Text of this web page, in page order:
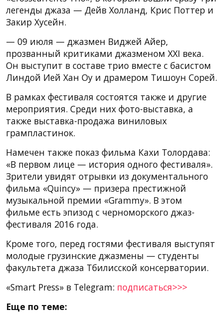
легенды джаза — Дейв Холланд, Крис Поттер и
Закир Хусейн.
— 09 июля — джазмен Виджей Айер,
прозванный критиками джазменом XXI века.
Он выступит в составе трио вместе с басистом
Линдой Ией Хан Оу и драмером Тишоун Сорей.
В рамках фестиваля состоятся также и другие
мероприятия. Среди них фото-выставка, а
также выставка-продажа виниловых
грампластинок.
Намечен также показ фильма Кахи Толордава:
«В первом лице — история одного фестиваля».
Зрители увидят отрывки из документального
фильма «Quincy» — призера престижной
музыкальной премии «Grammy». В этом
фильме есть эпизод с черноморского джаз-
фестиваля 2016 года.
Кроме того, перед гостями фестиваля выступят
молодые грузинские джазмены — студенты
факультета джаза Тбилисской консерватории.
«Smart Press» в Telegram: подписаться>>>
Еще по теме: